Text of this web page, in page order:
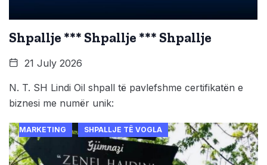
Shpallje *** Shpallje *** Shpallje
21 July 2026
N. T. SH Lindi Oil shpall të pavlefshme certifikatën e
biznesi me numër unik:
MARKETING SHPALLJE TË VOGLA